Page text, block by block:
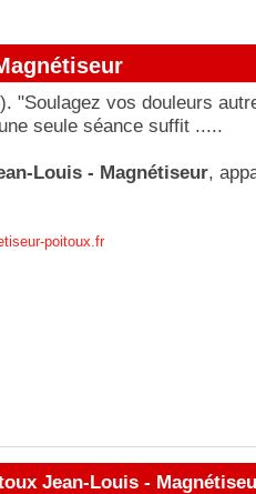
"Soulagez vos douleurs
seule séance suffit .....
Louis - Magnétiseur,
poitoux.fr
Jean-Louis -